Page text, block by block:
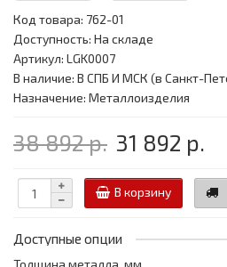
Код товара: 762-01
Доступность: На складе
Артикул: LGK0007
В наличие: В СПБ И МСК (в Санкт-
Назначение: Металлоизделия
38 892 р. 31 892 р.
В корзину
Доступные опции